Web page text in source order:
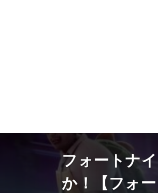
フォートナ
か！【フォー